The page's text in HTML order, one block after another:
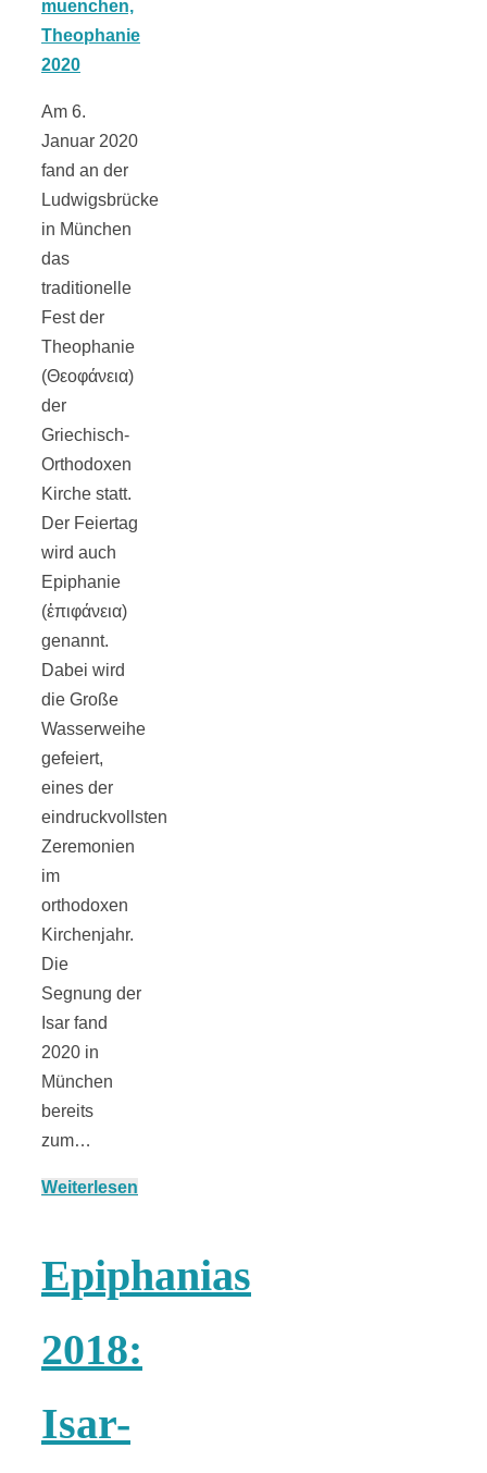
Am 6.
Januar 2020
fand an der
Ludwigsbrücke
in München
das
traditionelle
Fest der
Theophanie
(Θεοφάνεια)
der
Griechisch-
Orthodoxen
Kirche statt.
Der Feiertag
wird auch
Epiphanie
(ἐπιφάνεια)
genannt.
Dabei wird
die Große
Wasserweihe
gefeiert,
eines der
eindruckvollsten
Zeremonien
im
orthodoxen
Kirchenjahr.
Die
Segnung der
Isar fand
2020 in
München
bereits
zum…
Weiterlesen
Epiphanias
2018:
Isar-
Ismaninger